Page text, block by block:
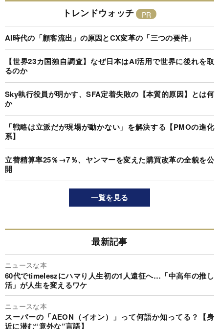
トレンドウォッチ
AI時代の「顧客流出」の原因とCX変革の「三つの要件」
【世界23カ国独自調査】なぜ日本はAI活用で世界に後れを取
るのか
Sky執行役員が明かす、SFA定着失敗の【本質的原因】とは何
か
「戦略は立派だが現場が動かない」を解決する【PMOの進化
系】
立替精算率25％→7％、ヤンマーを変えた購買改革の全貌を公
開
一覧を見る
最新記事
ニュースな本
60代でtimeleszにハマり人生初の1人遠征へ…「中高年の推し
活」が人生を変えるワケ
ニュースな本
スーパーの「AEON（イオン）」って何語か知ってる？【身
近に潜む“意外な”言語】